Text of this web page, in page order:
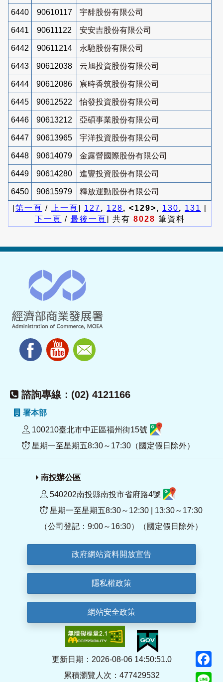
6440 90610117 宇馡股份有限公司
6441 90611122 安安吉股份有限公司
6442 90611214 永馳股份有限公司
6443 90612038 云旭投資股份有限公司
6444 90612086 宸時香筑股份有限公司
6445 90612522 怡發投資股份有限公司
6446 90613212 亞碩事業股份有限公司
6447 90613965 宇洋投資股份有限公司
6448 90614079 金露營國際股份有限公司
6449 90614280 進豐投資股份有限公司
6450 90615979
釋放運動股份有限公司
[第一頁 / 上一頁] 127, 128, <129>, 130, 131
[
下一頁 / 最後一頁] 共有 8028 筆資料
諮詢專線：(02) 4121166
署本部
100210臺北市中正區福州街15號
星期一至星期五8:30～17:30（國定假日除外）
南投辦公區
540202南投縣南投市省府路4號
星期一至星期五8:30～12:30 | 13:30～17:30
（公司登記：9:00～16:30）（國定假日除外）
政府網站資料開放宣告
隱私權政策
網站安全政策
更新日期：2026-08-06 14:50:51.0
累積瀏覽人次：477429532